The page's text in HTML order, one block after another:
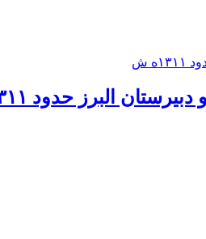
البرز حدود ۱۳۱۱ه ش